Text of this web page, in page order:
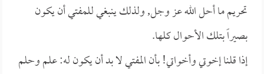
تحريم ما أحل الله عز وجل, ولذلك ينبغي للمفتي أن يكون
بصيراً بتلك الأحوال كلها.
إذا قلنا إخوتي وأخواتي! بأن المفتي لا بد أن يكون له: علم وحلم